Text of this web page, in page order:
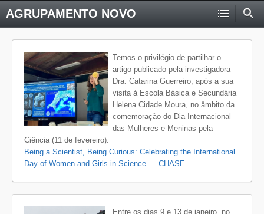
AGRUPAMENTO NOVO
Temos o privilégio de partilhar o
artigo publicado pela investigadora
Dra. Catarina Guerreiro, após a sua
visita à Escola Básica e Secundária
Helena Cidade Moura, no âmbito da
comemoração do Dia Internacional
das Mulheres e Meninas pela
Ciência (11 de fevereiro).
Being a Scientist, Being Curious: Celebrating the International
Day of Women and Girls in Science — CHASE
Entre os dias 9 e 13 de janeiro, no